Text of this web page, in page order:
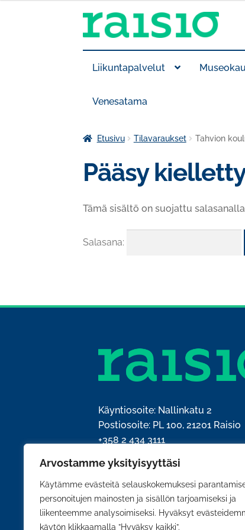
Arvostamme yksityisyyttäsi
Käytämme evästeitä selauskokemuksesi
personoitujen mainosten ja sisällön tarjoamiseksi ja
liikenteemme analysoimiseksi. Hyväksyt
käytön klikkaamalla ”Hyväksy kaikki”.
Siirry
Siirry
Liikuntapalvelut
Venesatama
Etusivu Tilavaraukset Tahvion
Pääsy
Tämä sisältö on suojattu
Salasana:
Käyntiosoite: Nallinkatu 2
Postiosoite: PL 100, 21201 Raisio
+358 2 434 3111
Y-tunnus: 0204428-5